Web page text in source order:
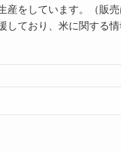
産をしています。（販
しており、米に関する